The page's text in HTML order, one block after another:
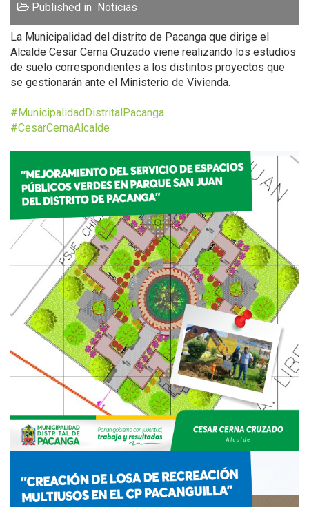
Published in Noticias
La Municipalidad del distrito de Pacanga que dirige el
Alcalde Cesar Cerna Cruzado viene realizando los estudios
de suelo correspondientes a los distintos proyectos que
se gestionarán ante el Ministerio de Vivienda.
#MunicipalidadDistritalPacanga
#CesarCernaAlcalde